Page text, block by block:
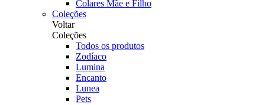
Colares Mãe e Filho
Coleções
Voltar
Coleções
Todos os produtos
Zodíaco
Lumina
Encanto
Lunea
Pets